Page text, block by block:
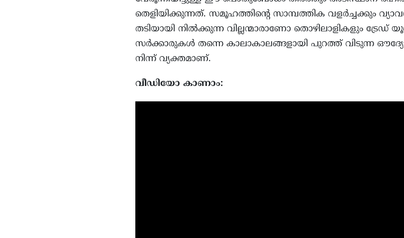
തെളിയിക്കുന്നത്. സമൂഹത്തിന്റെ സാമ്പത്തിക വളർച്ചക്കും
തടിയായി നിൽക്കുന്ന വില്ലന്മാരാണോ തൊഴിലാളികളും
സർക്കാരുകൾ തന്നെ കാലാകാലങ്ങളായി പുറത്ത് വിടുന്ന
നിന്ന് വ്യക്തമാണ്.
വീഡിയോ കാണാം: